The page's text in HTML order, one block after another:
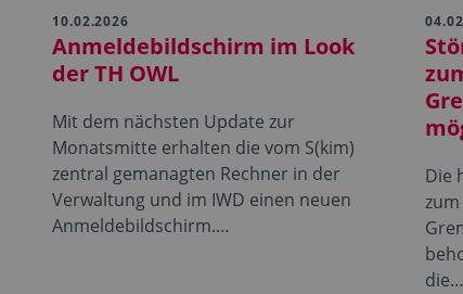
10.02.2026
Anmeldebildschirm im Look
der TH OWL
Mit dem nächsten Update zur
Monatsmitte erhalten die vom S(kim)
zentral gemanagten Rechner in der
Verwaltung und im IWD einen neuen
Anmeldebildschirm.…
Die
die…